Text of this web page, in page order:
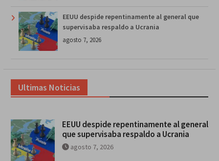
EEUU despide repentinamente al general que
supervisaba respaldo a Ucrania
agosto 7, 2026
Ultimas Noticias
EEUU despide repentinamente al general
que supervisaba respaldo a Ucrania
agosto 7, 2026